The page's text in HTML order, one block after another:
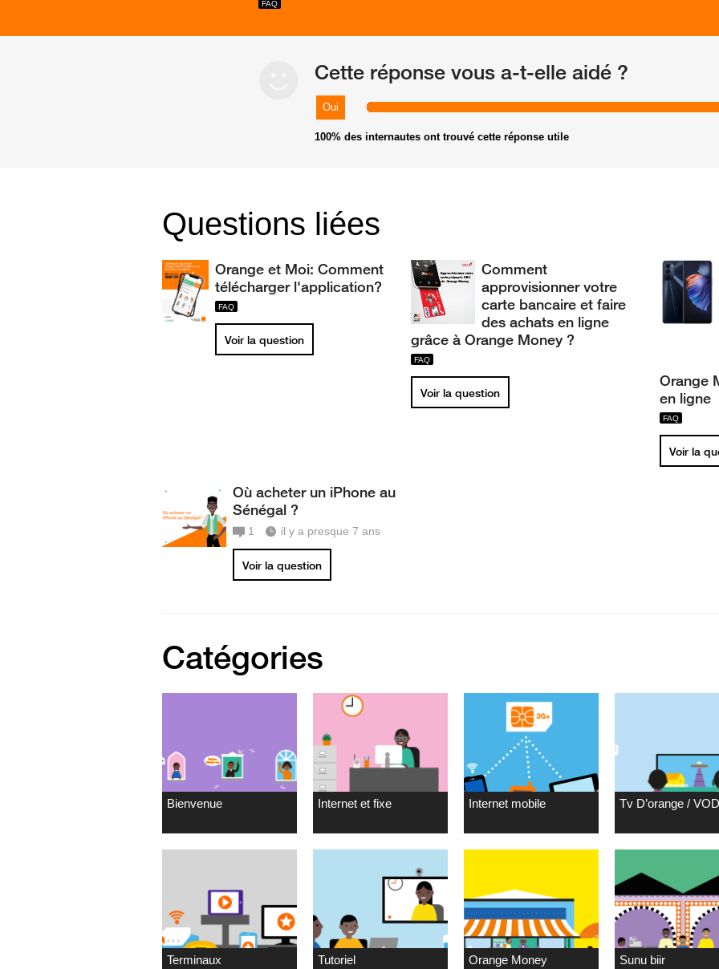
Cette réponse vous a-t-elle aidé ?
Oui
100% des internautes ont trouvé cette réponse utile
Questions liées
Orange et Moi: Comment
télécharger l'application?
Voir la question
Comment
approvisionner votre
carte bancaire et faire
des achats en ligne
grâce à Orange Money ?
Voir la question
Orange
en ligne
Voir la
Où acheter un iPhone au
Sénégal ?
1 il y a presque 7 ans
Voir la question
Catégories
Bienvenue Internet et fixe Internet mobile Tv D’orange / VOD
Terminaux Tutoriel Orange Money Sunu biir